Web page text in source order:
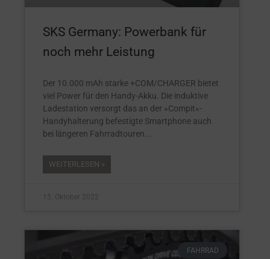
SKS Germany: Powerbank für
noch mehr Leistung
Der 10.000 mAh starke +COM/CHARGER bietet
viel Power für den Handy-Akku. Die induktive
Ladestation versorgt das an der »Compit«-
Handyhalterung befestigte Smartphone auch
bei längeren Fahrradtouren
WEITERLESEN »
15. Oktober 2022
FAHRRAD